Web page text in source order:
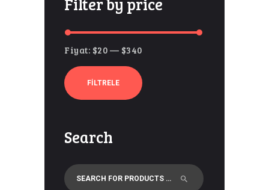
En
düşük
fiyat
En
yüksek
fiyat
FILTRELE
Fiyat: $20 — $340
Search